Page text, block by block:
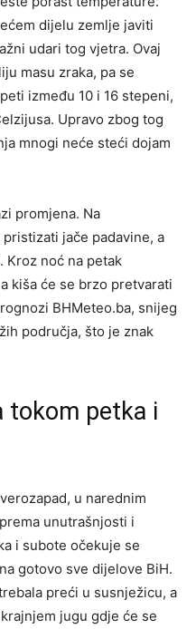
dijelu zemlje javiti
udari tog vjetra. Ovaj
masu zraka, pa se
između 10 i 16 stepeni,
Upravo zbog tog
mnogi neće steći dojam
promjena. Na
jače padavine, a
Kroz noć na petak
kiša će se brzo pretvarati
BHMeteo.ba, snijeg
područja, što je znak
tokom petka i
u narednim
unutrašnjosti i
i subote očekuje se
gotovo sve dijelove BiH.
preći u susnježicu, a
jugu gdje će se